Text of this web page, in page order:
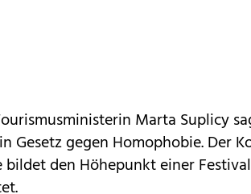
Marta Suplicy
Gesetz gegen Homophobie. Der
bildet den Höhepunkt einer